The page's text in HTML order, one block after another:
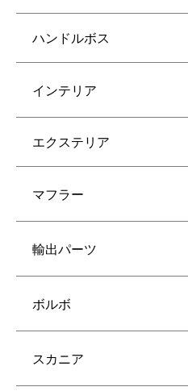
ハンドルボス
インテリア
エクステリア
マフラー
輸出パーツ
ボルボ
スカニア